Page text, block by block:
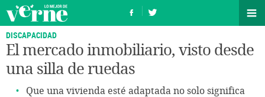
DISCAPACIDAD
El mercado inmobiliario, visto desde
una silla de ruedas
Que una vivienda esté adaptada no solo significa